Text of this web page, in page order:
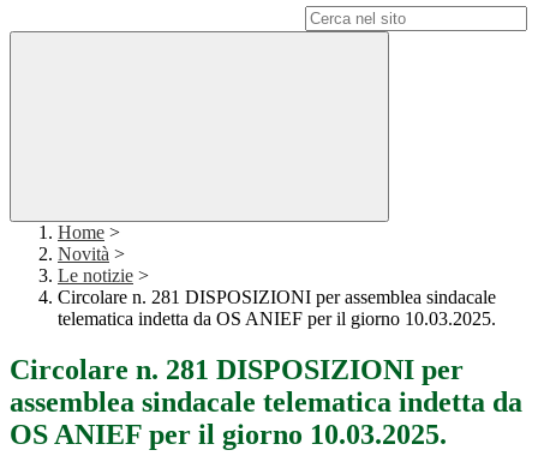
Home >
Novità >
Le notizie >
Circolare n. 281 DISPOSIZIONI per assemblea sindacale
telematica indetta da OS ANIEF per il giorno 10.03.2025.
Circolare n. 281 DISPOSIZIONI per
assemblea sindacale telematica indetta da
OS ANIEF per il giorno 10.03.2025.